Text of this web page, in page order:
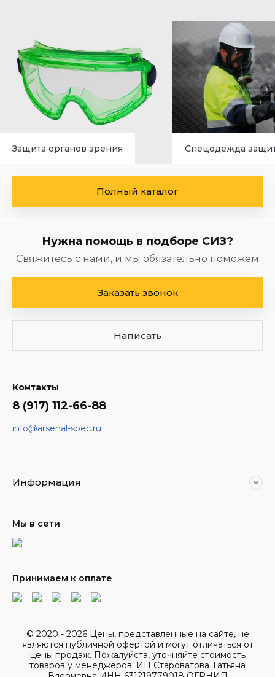
Защита органов зрения Спецодежда
Полный каталог
Нужна помощь в подборе СИЗ?
Свяжитесь с нами, и мы обязательно поможем
Заказать звонок
Написать
Контакты
8 (917) 112-66-88
info@arsenal-spec.ru
Информация
Мы в сети
Принимаем к оплате
© 2020 - 2026 Цены, представленные на сайте, не
являются публичной офертой и могут отличаться от
цены продаж. Пожалуйста, уточняйте стоимость
товаров у менеджеров. ИП Староватова Татьяна